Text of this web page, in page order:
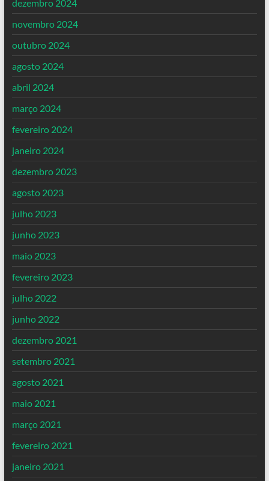
dezembro 2024
novembro 2024
outubro 2024
agosto 2024
abril 2024
março 2024
fevereiro 2024
janeiro 2024
dezembro 2023
agosto 2023
julho 2023
junho 2023
maio 2023
fevereiro 2023
julho 2022
junho 2022
dezembro 2021
setembro 2021
agosto 2021
maio 2021
março 2021
fevereiro 2021
janeiro 2021